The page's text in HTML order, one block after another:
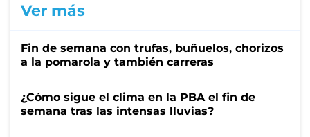
Ver más
Fin de semana con trufas, buñuelos, chorizos
a la pomarola y también carreras
¿Cómo sigue el clima en la PBA el fin de
semana tras las intensas lluvias?